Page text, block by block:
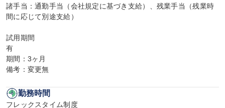
諸手当：通勤手当（会社規定に基づき支給）、残業手当（残業時
間に応じて別途支給）
試用期間
有
期間：3ヶ月
備考：変更無
勤務時間
フレックスタイム制度